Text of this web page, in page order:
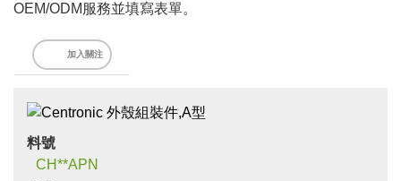
OEM/ODM服務並填寫表單。
加入關注
料號
CH**APN